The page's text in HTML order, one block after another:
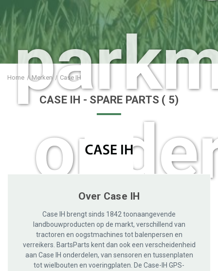
Home Merken Case IH
CASE IH - SPARE PARTS ( 5)
Over Case IH
Case IH brengt sinds 1842 toonaangevende
landbouwproducten op de markt, verschillend van
tractoren en oogstmachines tot balenpersen en
verreikers. BartsParts kent dan ook een verscheidenheid
aan Case IH onderdelen, van sensoren en tussenplaten
tot wielbouten en voeringplaten. De Case-IH GPS-